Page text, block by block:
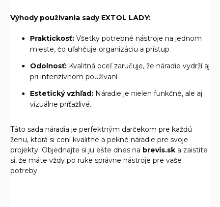
Výhody používania sady EXTOL LADY:
Praktickosť: Všetky potrebné nástroje na jednom
mieste, čo uľahčuje organizáciu a prístup.
Odolnosť: Kvalitná oceľ zaručuje, že náradie vydrží aj
pri intenzívnom používaní.
Estetický vzhľad: Náradie je nielen funkčné, ale aj
vizuálne príťažlivé.
Táto sada náradia je perfektným darčekom pre každú
ženu, ktorá si cení kvalitné a pekné náradie pre svoje
projekty. Objednajte si ju ešte dnes na brevis.sk a zaistite
si, že máte vždy po ruke správne nástroje pre vaše
potreby.